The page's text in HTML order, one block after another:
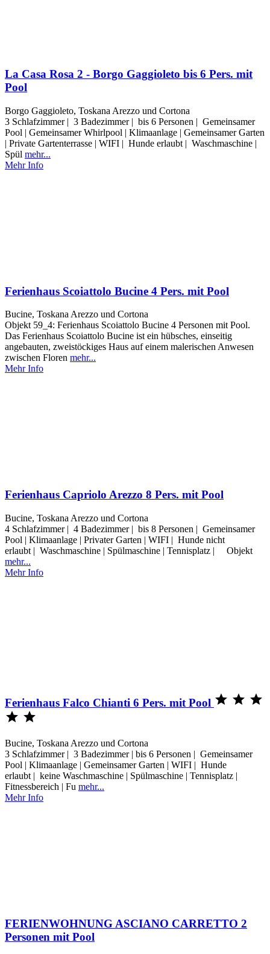
La Casa Rosa 2 - Borgo Gaggioleto bis 6 Pers. mit
Pool
Borgo Gaggioleto, Toskana Arezzo und Cortona
3 Schlafzimmer | 3 Badezimmer | bis 6 Personen | Gemeinsamer
Pool | Gemeinsamer Whirlpool | Klimaanlage | Gemeinsamer Garten
| Private Gartenterrasse | WIFI | Hunde erlaubt | Waschmaschine |
Spül mehr...
Mehr Info
Ferienhaus Scoiattolo Bucine 4 Pers. mit Pool
Bucine, Toskana Arezzo und Cortona
Objekt 59_4: Ferienhaus Scoiattolo Bucine 4 Personen mit Pool.
Das Ferienhaus Scoiattolo Bucine ist ein hübsches, einseitig
angebauten, zweistöckiges Haus auf einem malerischen Anwesen
zwischen Floren mehr...
Mehr Info
Ferienhaus Capriolo Arezzo 8 Pers. mit Pool
Bucine, Toskana Arezzo und Cortona
4 Schlafzimmer | 4 Badezimmer | bis 8 Personen | Gemeinsamer
Pool | Klimaanlage | Privater Garten | WIFI | Hunde nicht
erlaubt | Waschmaschine | Spülmaschine | Tennisplatz | Objekt
mehr...
Mehr Info
Ferienhaus Falco Chianti 6 Pers. mit Pool   
 
Bucine, Toskana Arezzo und Cortona
3 Schlafzimmer | 3 Badezimmer | bis 6 Personen | Gemeinsamer
Pool | Klimaanlage | Gemeinsamer Garten | WIFI | Hunde
erlaubt | keine Waschmaschine | Spülmaschine | Tennisplatz |
Fitnessbereich | Fu mehr...
Mehr Info
FERIENWOHNUNG ASCIANO CARRETTO 2
Personen mit Pool